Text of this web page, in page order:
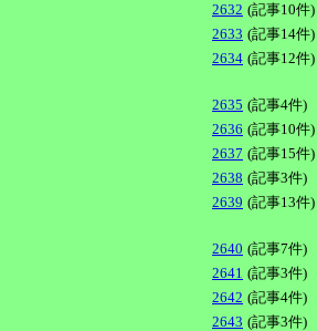
2632 (記事10件)
2633 (記事14件)
2634 (記事12件)
2635 (記事4件)
2636 (記事10件)
2637 (記事15件)
2638 (記事3件)
2639 (記事13件)
2640 (記事7件)
2641 (記事3件)
2642 (記事4件)
2643 (記事3件)